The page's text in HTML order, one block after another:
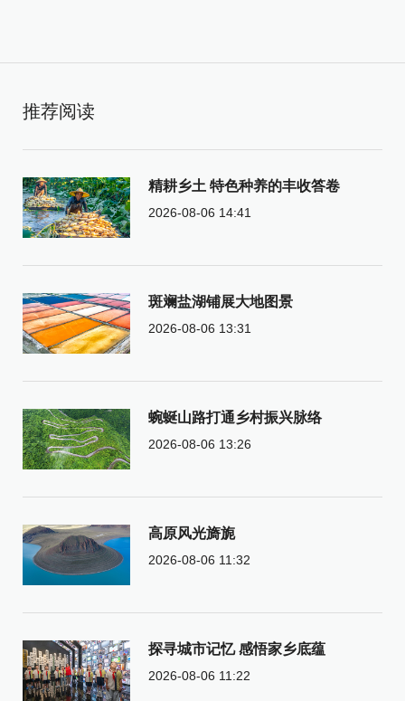
推荐阅读
精耕乡土 特色种养的丰收答卷
2026-08-06 14:41
斑斓盐湖铺展大地图景
2026-08-06 13:31
蜿蜒山路打通乡村振兴脉络
2026-08-06 13:26
高原风光旖旎
2026-08-06 11:32
探寻城市记忆 感悟家乡底蕴
2026-08-06 11:22